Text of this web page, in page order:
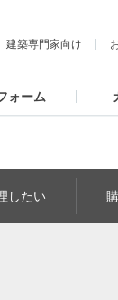
建築専門家向け
ォーム
したい